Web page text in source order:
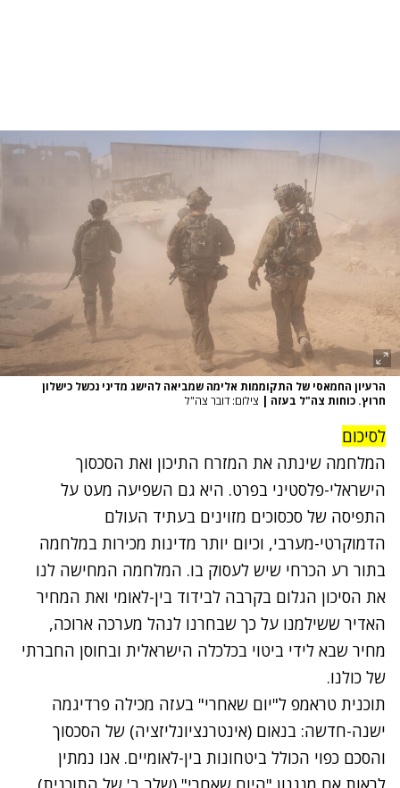
הרעיון החמאסי של התקוממות אלימה שמביאה להישג מדיני נכשל כישלון
חרוץ. כוחות צה"ל בעזה | צילום: דובר צה"ל
לסיכום
המלחמה שינתה את המזרח התיכון ואת הסכסוך
הישראלי-פלסטיני בפרט. היא גם השפיעה מעט על
התפיסה של סכסוכים מזוינים בעתיד העולם
הדמוקרטי-מערבי, וכיום יותר מדינות מכירות במלחמה
בתור רע הכרחי שיש לעסוק בו. המלחמה המחישה לנו
את הסיכון הגלום בקרבה לבידוד בין-לאומי ואת המחיר
האדיר ששילמנו על כך שבחרנו לנהל מערכה ארוכה,
מחיר שבא לידי ביטוי בכלכלה הישראלית ובחוסן החברתי
של כולנו.
תוכנית טראמפ ל"יום שאחרי" בעזה מכילה פרדיגמה
ישנה-חדשה: בנאום (אינטרנציונליזציה) של הסכסוך
והסכם כפוי הכולל ביטחונות בין-לאומיים. אנו נמתין